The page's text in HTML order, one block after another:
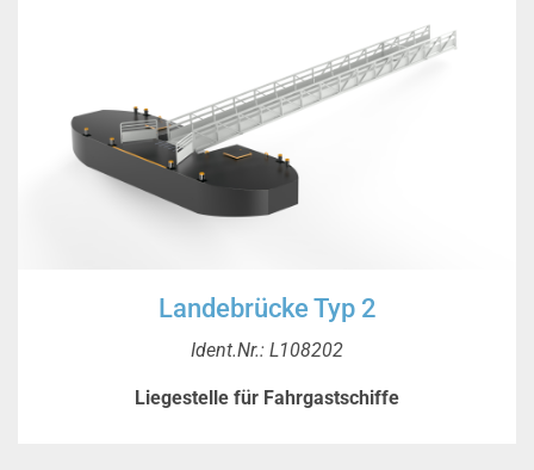
Landebrücke Typ 2
Ident.Nr.: L108202
Liegestelle für Fahrgastschiffe